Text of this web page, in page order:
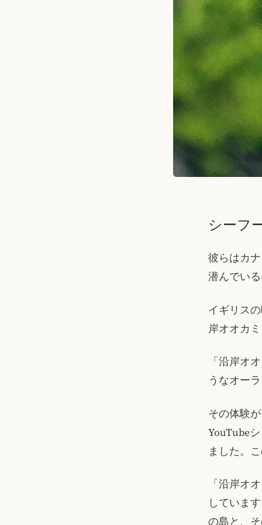
シーフ
彼らはカ
潜んでい
イギリス
岸オオカ
「沿岸オ
うなオー
その体験
YouTube
ました。
「沿岸オ
していま
の島と、